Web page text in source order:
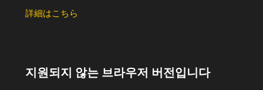
詳細はこちら
지원되지 않는 브라우저 버전입니다